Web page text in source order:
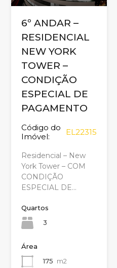
6º ANDAR –
RESIDENCIAL
NEW YORK
TOWER –
CONDIÇÃO
ESPECIAL DE
PAGAMENTO
Código do
Imóvel:
EL22315
Residencial – New
York Tower – COM
CONDIÇÃO
ESPECIAL DE…
Quartos
3
Área
175 m2